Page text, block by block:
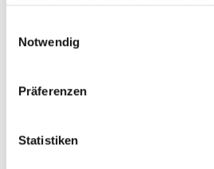
unsererDatenschutzerklärung.
Notwendig
Präferenzen
Statistiken